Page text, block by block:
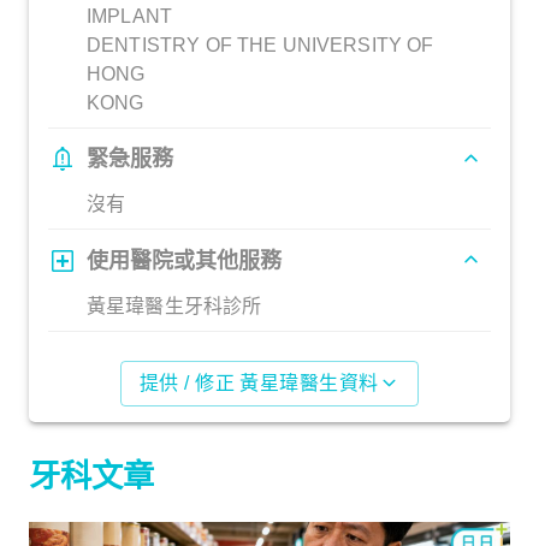
IMPLANT
DENTISTRY OF THE UNIVERSITY OF
HONG
KONG
緊急服務
沒有
使用醫院或其他服務
黃星瑋醫生牙科診所
提供 / 修正 黃星瑋醫生資料
牙科文章